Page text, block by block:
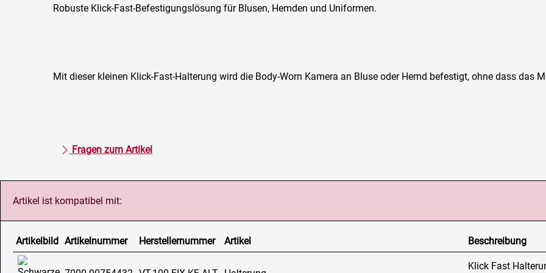
Robuste Klick-Fast-Befestigungslösung für Blusen, Hemden und Uniformen.
Mit dieser kleinen Klick-Fast-Halterung wird die Body-Worn Kamera an Bluse oder Hemd befestigt, ohne dass das
Fragen zum Artikel
Artikel ist kompatibel mit:
Artikelbild Artikelnummer Herstellernummer Artikel Beschreibung
Klick Fast